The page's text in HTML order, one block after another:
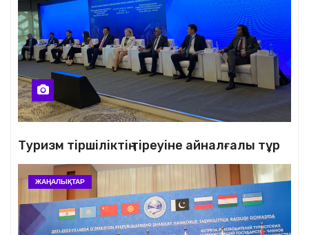
Туризм тіршіліктің тіреуіне айналғалы тұр
ЖАҢАЛЫҚТАР